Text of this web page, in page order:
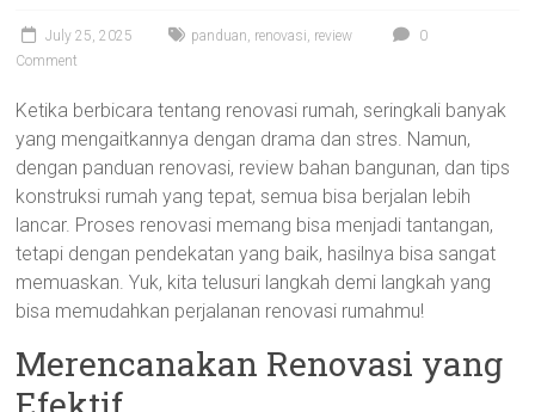
July 25, 2025 panduan, renovasi, review
0
Comment
Ketika berbicara tentang renovasi rumah, seringkali banyak
yang mengaitkannya dengan drama dan stres. Namun,
dengan panduan renovasi, review bahan bangunan, dan tips
konstruksi rumah yang tepat, semua bisa berjalan lebih
lancar. Proses renovasi memang bisa menjadi tantangan,
tetapi dengan pendekatan yang baik, hasilnya bisa sangat
memuaskan. Yuk, kita telusuri langkah demi langkah yang
bisa memudahkan perjalanan renovasi rumahmu!
Merencanakan Renovasi yang